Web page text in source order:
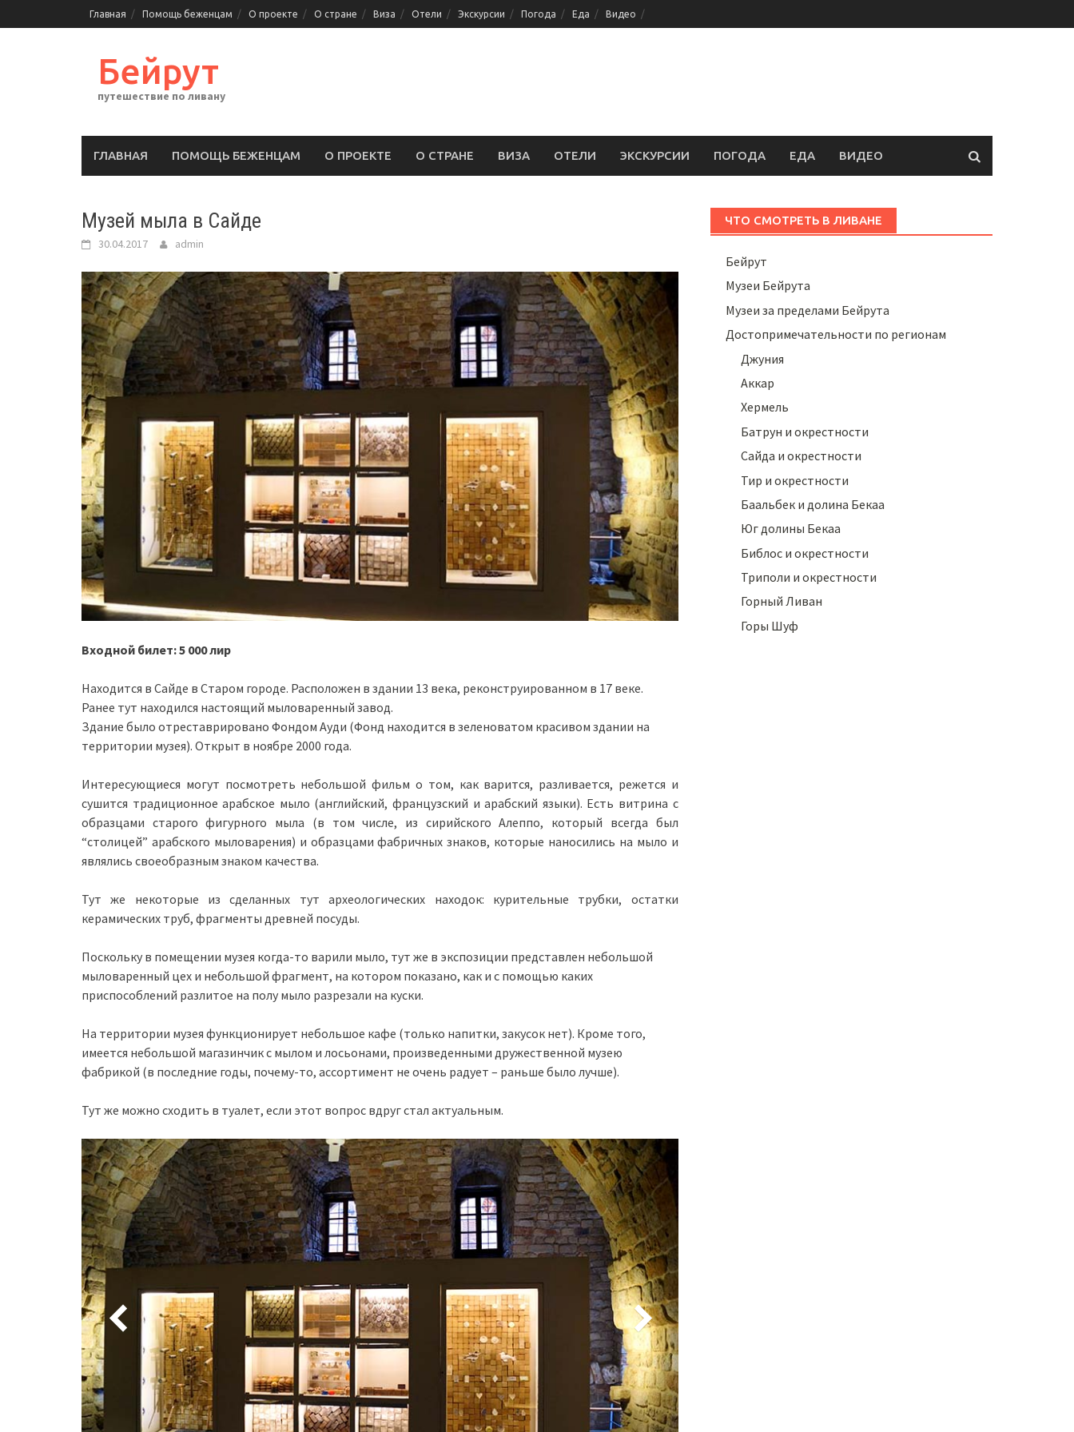
к
Главная Помощь беженцам О проекте О стране Виза Отели Экскурсии Погода Еда Видео
Бейрут
путешествие по ливану
ГЛАВНАЯ ПОМОЩЬ БЕЖЕНЦАМ О ПРОЕКТЕ О СТРАНЕ ВИЗА ОТЕЛИ ЭКСКУРСИИ ПОГОДА ЕДА ВИДЕО
Музей мыла в Сайде
30.04.2017 admin
Входной билет: 5 000 лир
Находится в Сайде в Старом городе. Расположен в здании 13 века, реконструированном в 17 веке.
Ранее тут находился настоящий мыловаренный завод.
Здание было отреставрировано Фондом Ауди (Фонд находится в зеленоватом красивом здании на
территории музея). Открыт в ноябре 2000 года.
Интересующиеся могут посмотреть небольшой фильм о том, как варится, разливается, режется и
сушится традиционное арабское мыло (английский, французский и арабский языки). Есть витрина с
образцами старого фигурного мыла (в том числе, из сирийского Алеппо, который всегда был
“столицей” арабского мыловарения) и образцами фабричных знаков, которые наносились на мыло и
являлись своеобразным знаком качества.
Тут же некоторые из сделанных тут археологических находок: курительные трубки, остатки
керамических труб, фрагменты древней посуды.
Поскольку в помещении музея когда-то варили мыло, тут же в экспозиции представлен небольшой
мыловаренный цех и небольшой фрагмент, на котором показано, как и с помощью каких
приспособлений разлитое на полу мыло разрезали на куски.
На территории музея функционирует небольшое кафе (только напитки, закусок нет). Кроме того,
имеется небольшой магазинчик с мылом и лосьонами, произведенными дружественной музею
фабрикой (в последние годы, почему-то, ассортимент не очень радует – раньше было лучше).
Тут же можно сходить в туалет, если этот вопрос вдруг стал актуальным.
ЧТО СМОТРЕТЬ В ЛИВАНЕ
Бейрут
Музеи Бейрута
Музеи за пределами Бейрута
Достопримечательности по регионам
Джуния
Аккар
Хермель
Батрун и окрестности
Сайда и окрестности
Тир и окрестности
Баальбек и долина Бекаа
Юг долины Бекаа
Библос и окрестности
Триполи и окрестности
Горный Ливан
Горы Шуф